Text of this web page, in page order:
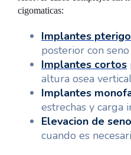
cigomaticas:
Implantes
posterior con
Implantes cortos
altura osea
Implantes
estrechas y carga
Elevacion de seno
cuando es